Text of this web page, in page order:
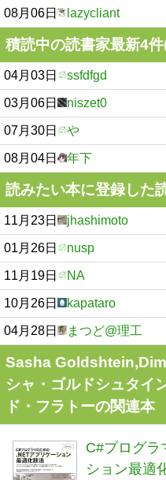
08月06日 lazycliant
積読中の読書家最新4
04月03日 ssfdfgd
03月06日 niszet0
07月30日 や
08月04日 年下
読みたい本に登録した
11月23日 jhashimoto
01月26日 nusp
11月19日 NA
10月26日 kapataro
04月28日 まつど@理工
Sasha
シャ・ゴルドシュタイ
ド・フラトーの関連本
C#プログラ
ション最適